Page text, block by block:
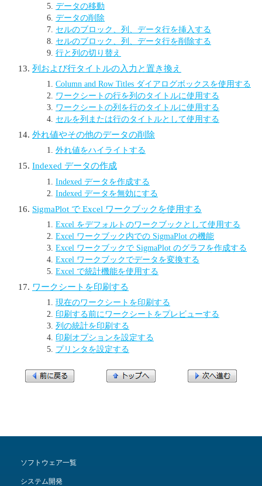
データの移動
データの削除
セルのブロック、列、データ行を挿入する
セルのブロック、列、データ行を削除する
行と列の切り替え
列および行タイトルの入力と置き換え
Column and Row Titles ダイアログボックスを使用する
ワークシートの行を列のタイトルに使用する
ワークシートの列を行のタイトルに使用する
セルを列または行のタイトルとして使用する
外れ値やその他のデータの削除
外れ値をハイライトする
Indexed データの作成
Indexed データを作成する
Indexed データを無効にする
SigmaPlot で Excel ワークブックを使用する
Excel をデフォルトのワークブックとして使用する
Excel ワークブック内での SigmaPlot の機能
Excel ワークブックで SigmaPlot のグラフを作成する
Excel ワークブックでデータを変換する
Excel で統計機能を使用する
ワークシートを印刷する
現在のワークシートを印刷する
印刷する前にワークシートをプレビューする
列の統計を印刷する
印刷オプションを設定する
プリンタを設定する
ソフトウェア一覧
システム開発